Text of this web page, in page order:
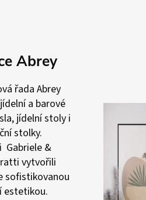
Abrey
řada Abrey
a barové
jídelní stoly i
stolky.
Gabriele &
vytvořili
sofistikovanou
estetikou.